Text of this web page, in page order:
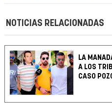
NOTICIAS RELACIONADAS
LA
A LOS
CASO